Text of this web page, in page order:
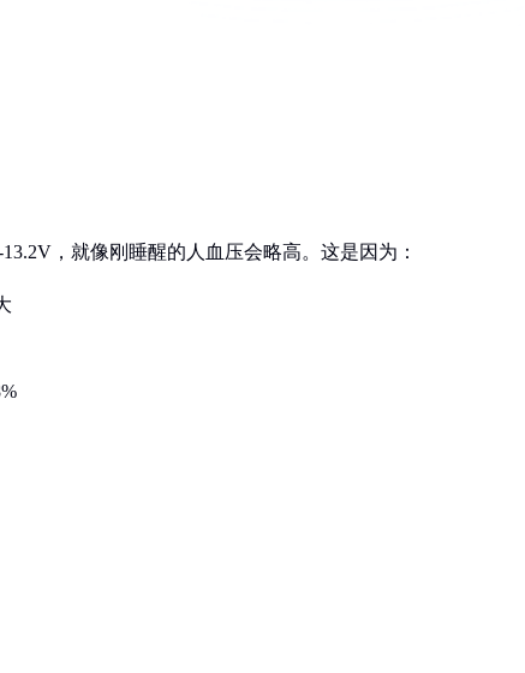
，就像刚睡醒的人血压会略高。这是因为：